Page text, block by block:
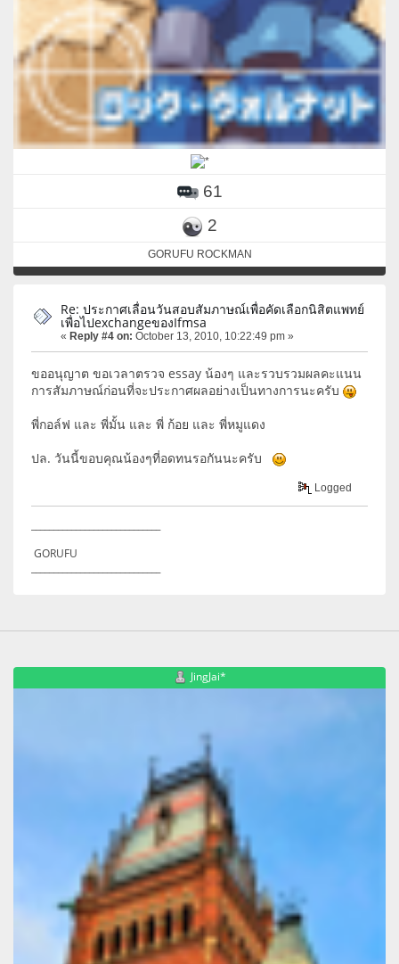
61
2
GORUFU ROCKMAN
Re: ประกาศเลื่อนวันสอบสัมภาษณ์เพื่อคัดเลือกนิสิตแพทย์
เพื่อไปexchangeของIfmsa
« Reply #4 on: October 13, 2010, 10:22:49 pm »
ขออนุญาต ขอเวลาตรวจ essay น้องๆ และรวบรวมผลคะแนน
การสัมภาษณ์ก่อนที่จะประกาศผลอย่างเป็นทางการนะครับ
พี่กอล์ฟ และ พี่มั้น และ พี่ ก้อย และ พี่หมูแดง
ปล. วันนี้ขอบคุณน้องๆที่อดทนรอกันนะครับ
Logged
GORUFU
JingJai*